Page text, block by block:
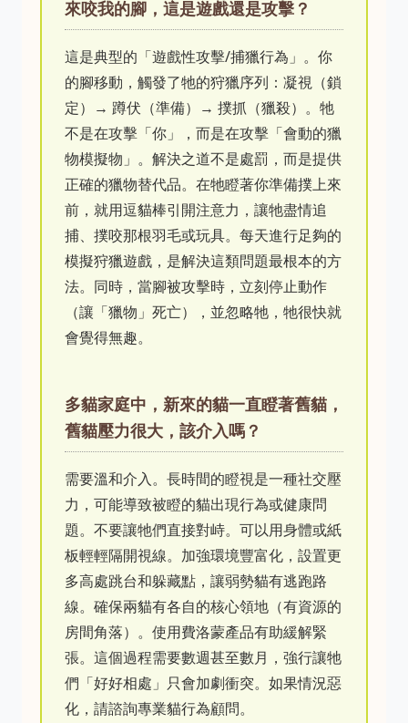
來咬我的腳，這是遊戲還是攻擊？
這是典型的「遊戲性攻擊/捕獵行為」。你
的腳移動，觸發了牠的狩獵序列：凝視（鎖
定）→ 蹲伏（準備）→ 撲抓（獵殺）。牠
不是在攻擊「你」，而是在攻擊「會動的獵
物模擬物」。解決之道不是處罰，而是提供
正確的獵物替代品。在牠瞪著你準備撲上來
前，就用逗貓棒引開注意力，讓牠盡情追
捕、撲咬那根羽毛或玩具。每天進行足夠的
模擬狩獵遊戲，是解決這類問題最根本的方
法。同時，當腳被攻擊時，立刻停止動作
（讓「獵物」死亡），並忽略牠，牠很快就
會覺得無趣。
多貓家庭中，新來的貓一直瞪著舊貓，
舊貓壓力很大，該介入嗎？
需要溫和介入。長時間的瞪視是一種社交壓
力，可能導致被瞪的貓出現行為或健康問
題。不要讓牠們直接對峙。可以用身體或紙
板輕輕隔開視線。加強環境豐富化，設置更
多高處跳台和躲藏點，讓弱勢貓有逃跑路
線。確保兩貓有各自的核心領地（有資源的
房間角落）。使用費洛蒙產品有助緩解緊
張。這個過程需要數週甚至數月，強行讓牠
們「好好相處」只會加劇衝突。如果情況惡
化，請諮詢專業貓行為顧問。